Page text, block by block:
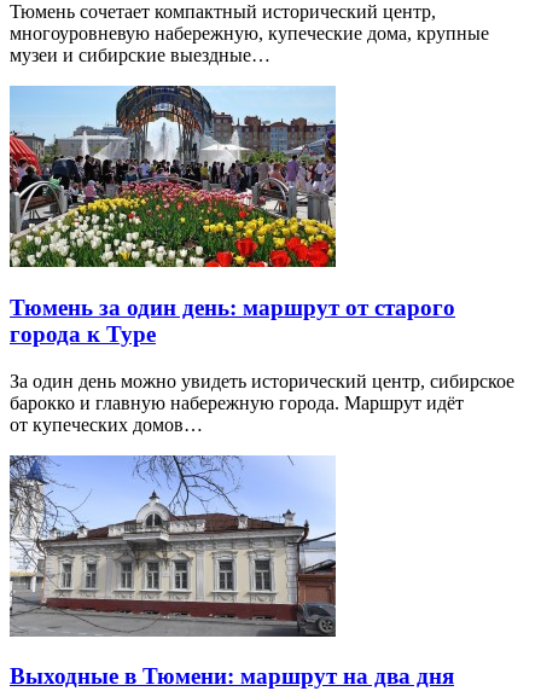
Тюмень сочетает компактный исторический центр,
многоуровневую набережную, купеческие дома, крупные
музеи и сибирские выездные…
Тюмень за один день: маршрут от старого
города к Туре
За один день можно увидеть исторический центр, сибирское
барокко и главную набережную города. Маршрут идёт
от купеческих домов…
Выходные в Тюмени: маршрут на два дня